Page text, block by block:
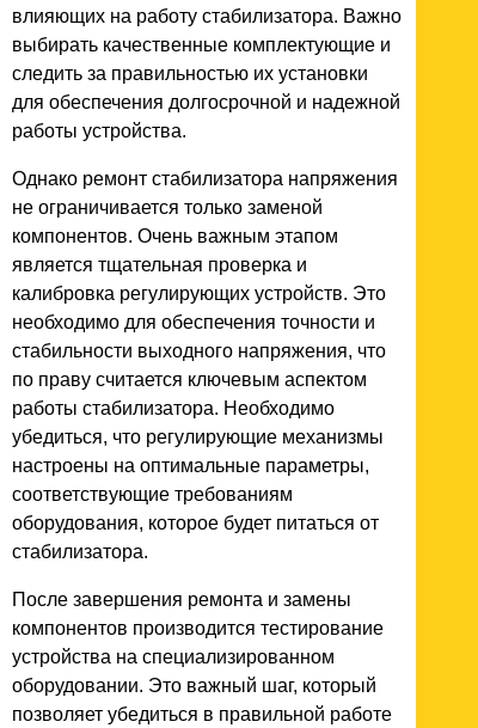
влияющих на работу стабилизатора. Важно
выбирать качественные комплектующие и
следить за правильностью их установки
для обеспечения долгосрочной и надежной
работы устройства.
Однако ремонт стабилизатора напряжения
не ограничивается только заменой
компонентов. Очень важным этапом
является тщательная проверка и
калибровка регулирующих устройств. Это
необходимо для обеспечения точности и
стабильности выходного напряжения, что
по праву считается ключевым аспектом
работы стабилизатора. Необходимо
убедиться, что регулирующие механизмы
настроены на оптимальные параметры,
соответствующие требованиям
оборудования, которое будет питаться от
стабилизатора.
После завершения ремонта и замены
компонентов производится тестирование
устройства на специализированном
оборудовании. Это важный шаг, который
позволяет убедиться в правильной работе